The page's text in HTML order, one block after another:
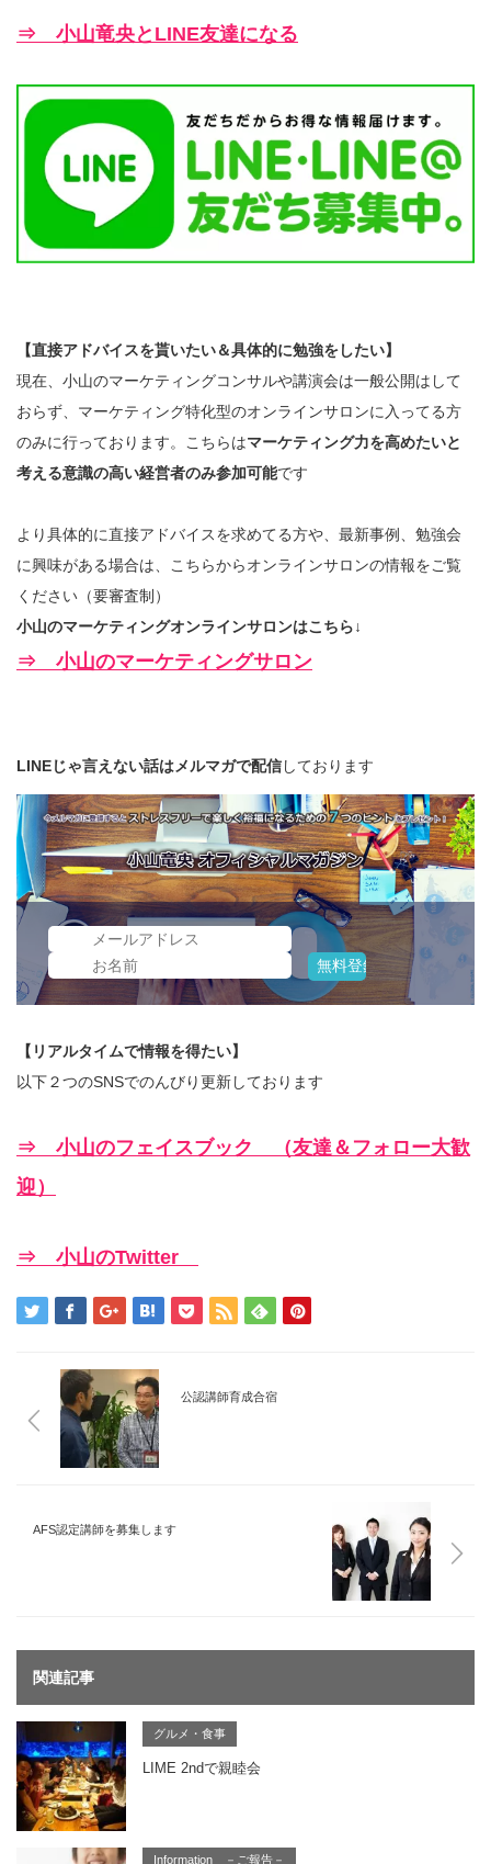
⇒ 小山竜央とLINE友達になる
【直接アドバイスを貰いたい＆具体的に勉強をしたい】
現在、小山のマーケティングコンサルや講演会は一般公開はして
おらず、マーケティング特化型のオンラインサロンに入ってる方
のみに行っております。こちらはマーケティング力を高めたいと
考える意識の高い経営者のみ参加可能です
より具体的に直接アドバイスを求めてる方や、最新事例、勉強会
に興味がある場合は、こちらからオンラインサロンの情報をご覧
ください（要審査制）
小山のマーケティングオンラインサロンはこちら↓
⇒ 小山のマーケティングサロン
LINEじゃ言えない話はメルマガで配信しております
【リアルタイムで情報を得たい】
以下２つのSNSでのんびり更新しております
⇒ 小山のフェイスブック （友達＆フォロー大歓
迎）
⇒ 小山のTwitter
公認講師育成合宿
AFS認定講師を募集します
関連記事
グルメ・食事
LIME 2ndで親睦会
Information －ご報告－